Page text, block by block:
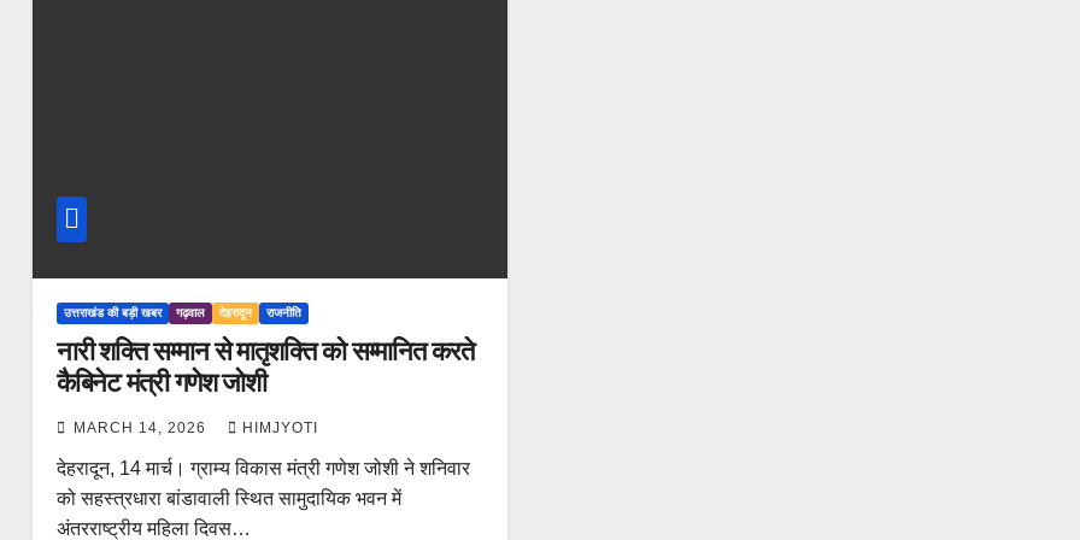
उत्तराखंड की बड़ी खबर गढ़वाल देहरादून राजनीति
नारी शक्ति सम्मान से मातृशक्ति को सम्मानित करते
कैबिनेट मंत्री गणेश जोशी
MARCH 14, 2026 HIMJYOTI
देहरादून, 14 मार्च। ग्राम्य विकास मंत्री गणेश जोशी ने शनिवार
को सहस्त्रधारा बांडावाली स्थित सामुदायिक भवन में
अंतरराष्ट्रीय महिला दिवस…